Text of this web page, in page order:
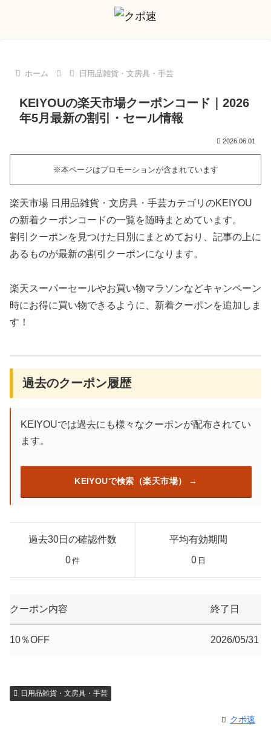
ホーム 日用品雑貨・文房具・手芸
KEIYOUの楽天市場クーポンコード｜2026
年5月最新の割引・セール情報
2026.06.01
※本ページはプロモーションが含まれています
楽天市場 日用品雑貨・文房具・手芸カテゴリのKEIYOU
の新着クーポンコードの一覧を随時まとめています。
割引クーポンを見つけた日別にまとめており、記事の上に
あるものが最新の割引クーポンになります。
楽天スーパーセールやお買い物マラソンなどキャンペーン
時にお得に買い物できるように、新着クーポンを追加しま
す！
過去のクーポン履歴
KEIYOUでは過去にも様々なクーポンが配布されてい
ます。
KEIYOUで検索（楽天市場）
過去30日の確認件数
0件
平均有効期間
0 日
クーポン内容 終了日
10％OFF 2026/05/31
日用品雑貨・文房具・手芸
クポ速